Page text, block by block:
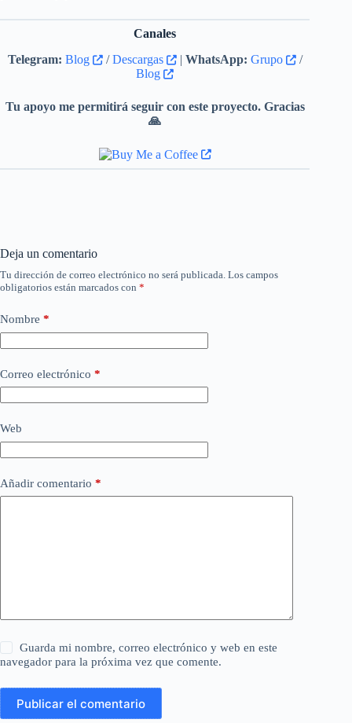
Canales
Telegram: Blog /Descargas | WhatsApp: Grupo
/
Blog
Tu apoyo me permitirá seguir con este proyecto. Gracias
🙏
Deja un comentario
Tu dirección de correo electrónico no será publicada. Los campos
obligatorios están marcados con *
Nombre *
Correo electrónico *
Web
Añadir comentario *
Guarda mi nombre, correo electrónico y web en este
navegador para la próxima vez que comente.
Publicar el comentario